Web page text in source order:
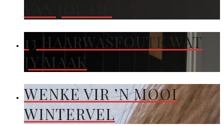
13 HAARWASFOUTE WAT
JY MAAK
WENKE VIR ’N MOOI
WINTERVEL